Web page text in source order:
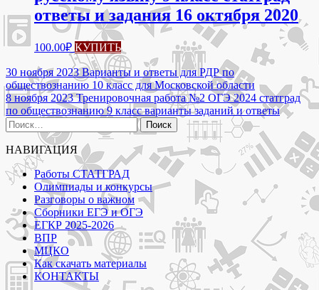
ответы и задания 16 октября 2020
100.00₽ КУПИТЬ
Навигация
по
записям
30 ноября 2023 Варианты и ответы для РДР по
обществознанию 10 класс для Московской области
8 ноября 2023 Тренировочная работа №2 ОГЭ 2024 статград
по обществознанию 9 класс варианты заданий и ответы
Найти:
НАВИГАЦИЯ
Работы СТАТГРАД
Олимпиады и конкурсы
Разговоры о важном
Сборники ЕГЭ и ОГЭ
ЕГКР 2025-2026
ВПР
МЦКО
Как скачать материалы
КОНТАКТЫ